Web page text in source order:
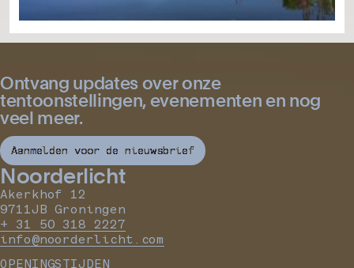
Ontvang updates over onze
tentoonstellingen, evenementen en nog
veel meer.
Aanmelden voor de nieuwsbrief
Noorderlicht
Akerkhof 12
9711JB Groningen
+ 31 50 318 2227
info@noorderlicht.com
OPENINGSTIJDEN